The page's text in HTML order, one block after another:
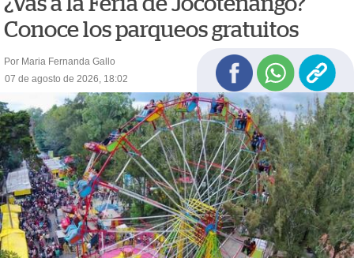
Conoce los parqueos gratuitos
Por Maria Fernanda Gallo
07 de agosto de 2026, 18:02